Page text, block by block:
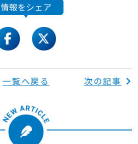
情報をシェア
facebooktwitter
一覧へ戻る 次の記事